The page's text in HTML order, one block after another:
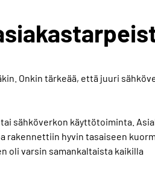
Onkin tärkeää, että juuri
sähköverkon käyttötoiminta.
rakennettiin hyvin tasaiseen
oli varsin samankaltaista kaikilla